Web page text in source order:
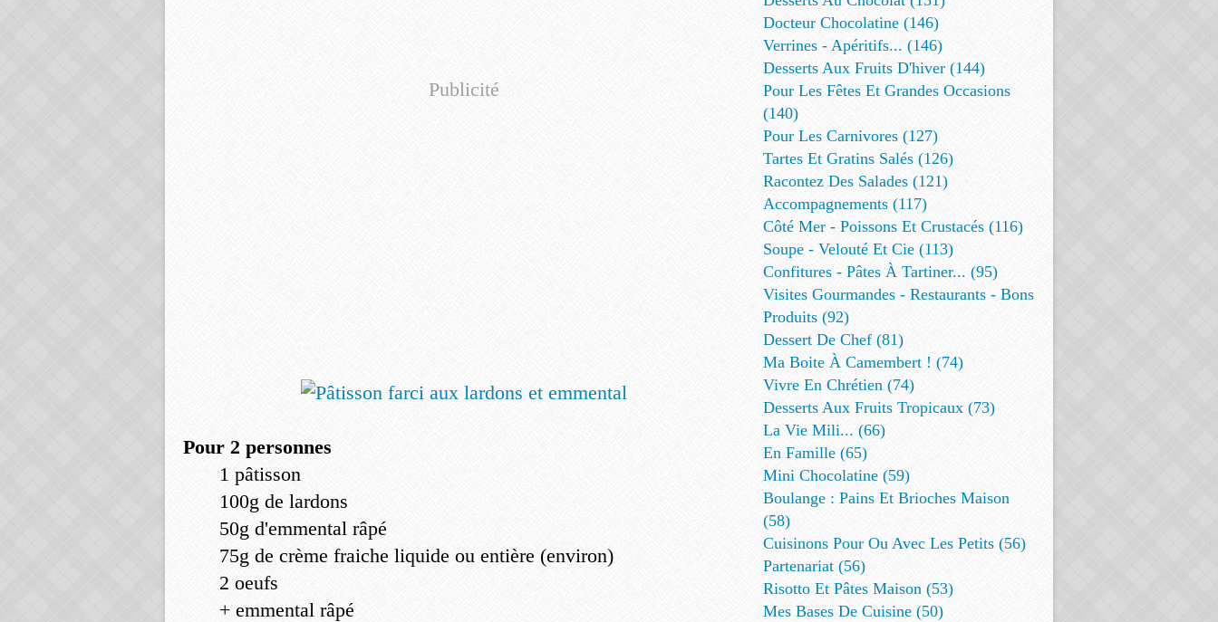
Publicité
Pour 2 personnes
1 pâtisson
100g de lardons
50g d'emmental râpé
75g de crème fraiche liquide ou entière (environ)
2 oeufs
+ emmental râpé
Docteur Chocolatine (146)
Verrines - Apéritifs... (146)
Desserts Aux Fruits D'hiver (144)
Pour Les Fêtes Et Grandes Occasions
(140)
Pour Les Carnivores (127)
Tartes Et Gratins Salés (126)
Racontez Des Salades (121)
Accompagnements (117)
Côté Mer - Poissons Et Crustacés (116)
Soupe - Velouté Et Cie (113)
Confitures - Pâtes À Tartiner... (95)
Visites Gourmandes - Restaurants - Bons
Produits (92)
Dessert De Chef (81)
Ma Boite À Camembert ! (74)
Vivre En Chrétien (74)
Desserts Aux Fruits Tropicaux (73)
La Vie Mili... (66)
En Famille (65)
Mini Chocolatine (59)
Boulange : Pains Et Brioches Maison
(58)
Cuisinons Pour Ou Avec Les Petits (56)
Partenariat (56)
Risotto Et Pâtes Maison (53)
Mes Bases De Cuisine (50)